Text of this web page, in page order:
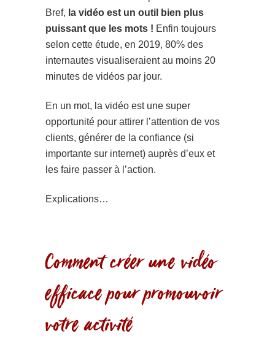
Bref, la vidéo est un outil bien plus
puissant que les mots ! Enfin toujours
selon cette étude, en 2019, 80% des
internautes visualiseraient au moins 20
minutes de vidéos par jour.
En un mot, la vidéo est une super
opportunité pour attirer l’attention de vos
clients, générer de la confiance (si
importante sur internet) auprès d’eux et
les faire passer à l’action.
Explications…
Comment créer une vidéo
efficace pour promouvoir
votre activité